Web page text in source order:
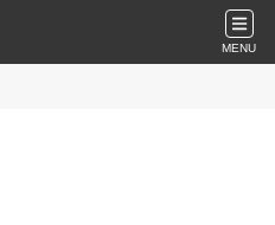
MENU